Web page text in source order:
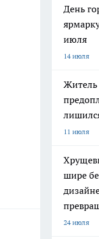
День
июля
14 июля
Житель
11 июля
шире
24 июля